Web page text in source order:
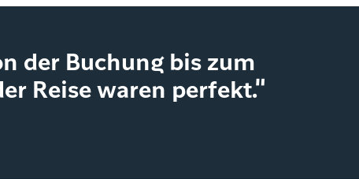
der Buchung bis zum
Reise waren perfekt."